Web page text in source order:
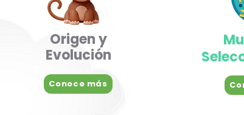
Origen y
Evolución
Conoce más